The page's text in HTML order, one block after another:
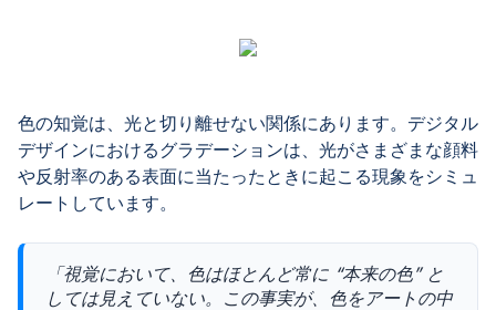
色の知覚は、光と切り離せない関係にあります。デジタル
デザインにおけるグラデーションは、光がさまざまな顔料
や反射率のある表面に当たったときに起こる現象をシミュ
レートしています。
「視覚において、色はほとんど常に “本来の色” と
しては見えていない。この事実が、色をアートの中